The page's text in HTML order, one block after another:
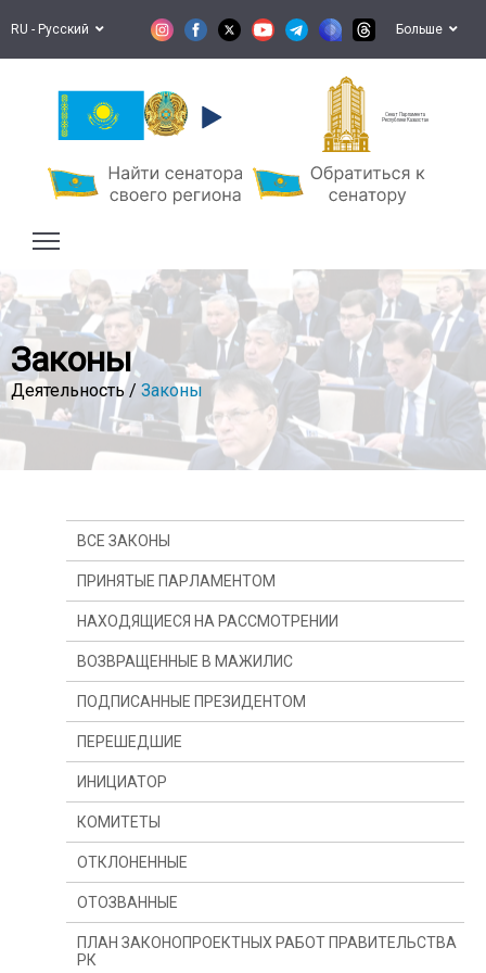
RU - Русский Больше
Сенат Парламента
Республики Казахстан
Законы
Деятельность / Законы
ВСЕ ЗАКОНЫ
ПРИНЯТЫЕ ПАРЛАМЕНТОМ
НАХОДЯЩИЕСЯ НА РАССМОТРЕНИИ
ВОЗВРАЩЕННЫЕ В МАЖИЛИС
ПОДПИСАННЫЕ ПРЕЗИДЕНТОМ
ПЕРЕШЕДШИЕ
С ПРОШЛОГО ГОДА
С ПРОШЛОЙ СЕССИИ
ИНИЦИАТОР
ПРЕЗИДЕНТ
ДЕПУТАТ(Ы)
ПРАВИТЕЛЬСТВО
КОМИТЕТЫ
КОМИТЕТ ПО КОНСТИТУЦИОННОМУ
ЗАКОНОДАТЕЛЬСТВУ, СУДЕБНОЙ СИСТЕМЕ И
ПРАВООХРАНИТЕЛЬНЫМ ОРГАНАМ
КОМИТЕТ ПО ФИНАНСАМ И БЮДЖЕТУ
ОТКЛОНЕННЫЕ
ОТОЗВАННЫЕ
ПЛАН ЗАКОНОПРОЕКТНЫХ РАБОТ ПРАВИТЕЛЬСТВА
РК